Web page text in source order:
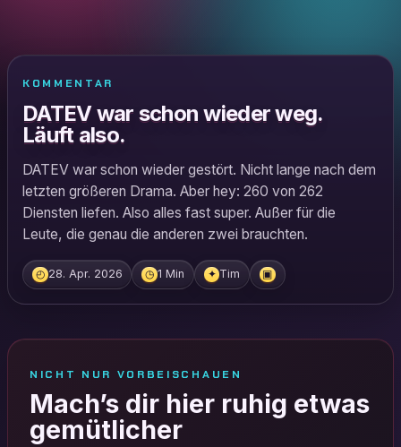
KOMMENTAR
DATEV war schon wieder weg.
Läuft also.
DATEV war schon wieder gestört. Nicht lange nach dem
letzten größeren Drama. Aber hey: 260 von 262
Diensten liefen. Also alles fast super. Außer für die
Leute, die genau die anderen zwei brauchten.
◴ 28. Apr. 2026 ◷ 1 Min ✦ Tim ▣
NICHT NUR VORBEISCHAUEN
Mach’s dir hier ruhig etwas
gemütlicher